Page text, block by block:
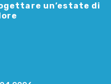
un’estate di